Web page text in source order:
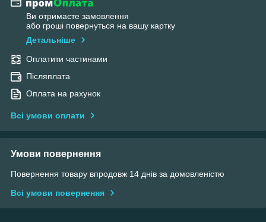
Ви отримаєте замовлення
або гроші повернуться на вашу картку
Детальніше
Оплатити частинами
Післяплата
Оплата на рахунок
Всі умови оплати
Умови повернення
Повернення товару впродовж 14 днів за домовленістю
Всі умови повернення